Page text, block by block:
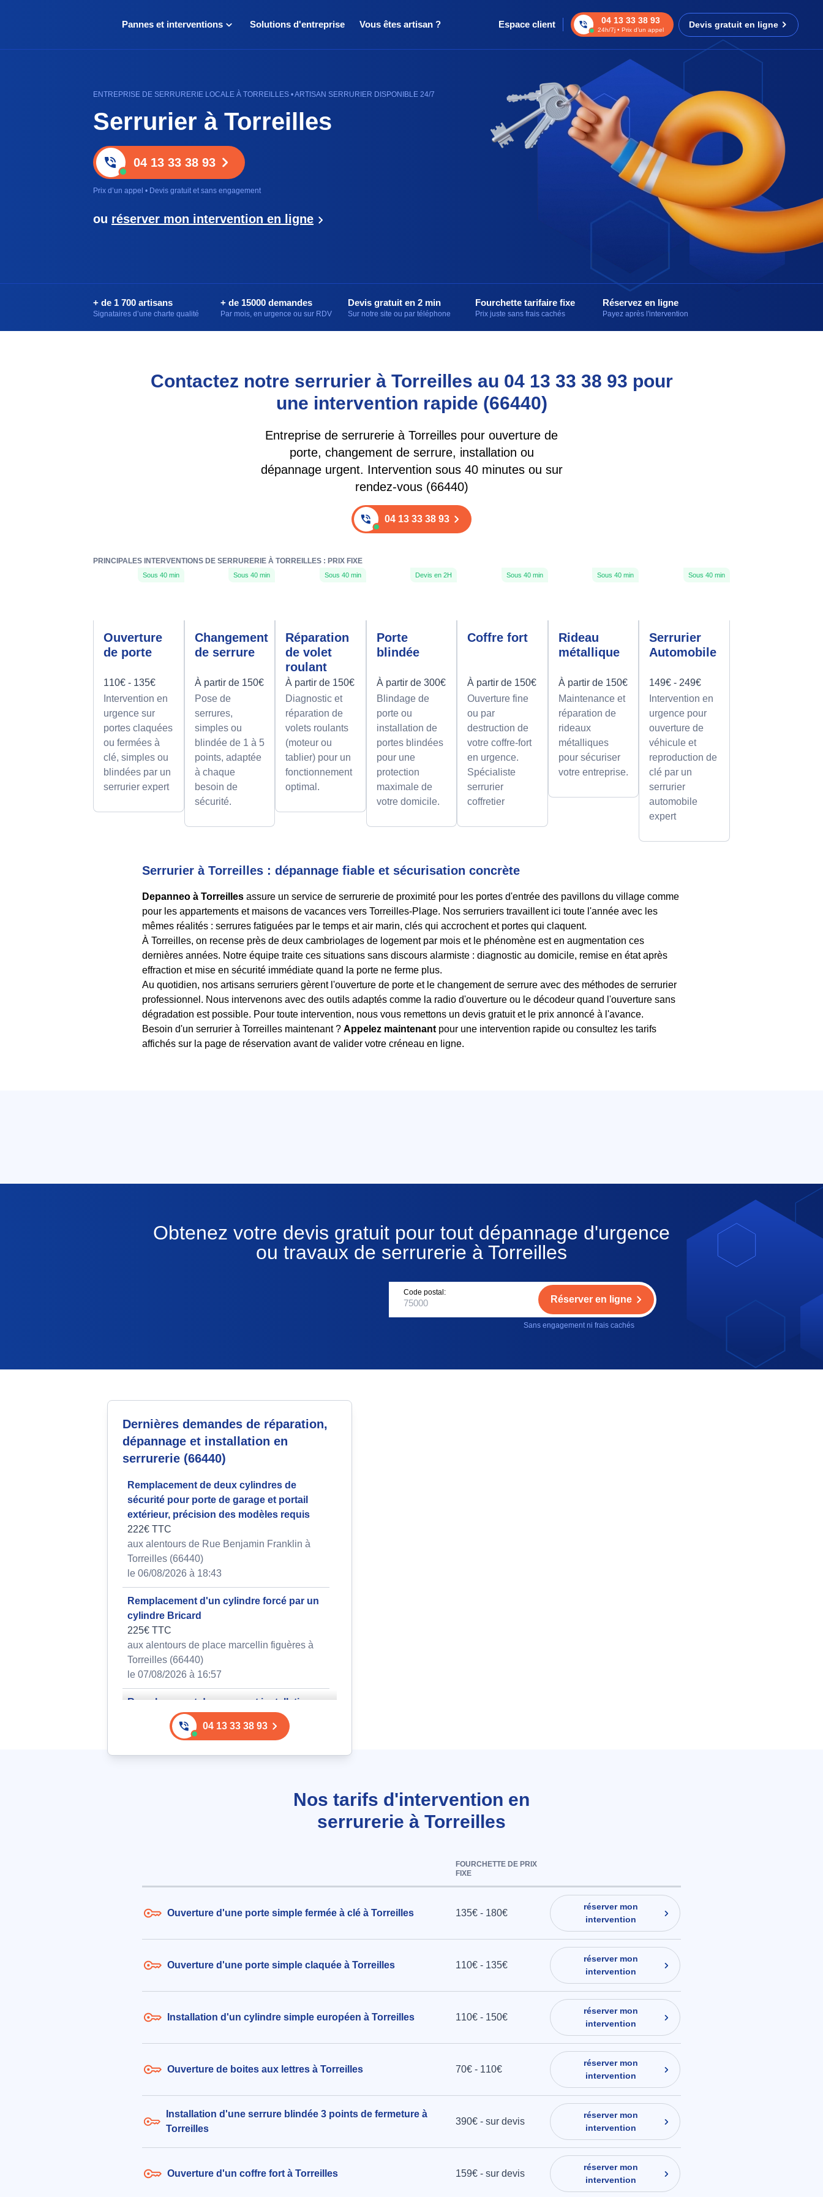
Pannes et interventions Solutions d'entreprise Vous êtes artisan ? Espace client 04 13 33 38 93
24h/7j • Prix d’un appel
Devis gratuit en ligne
ENTREPRISE DE SERRURERIE LOCALE À TORREILLES • ARTISAN SERRURIER DISPONIBLE 24/7
Serrurier à Torreilles
04 13 33 38 93
Prix d’un appel • Devis gratuit et sans engagement
ou réserver mon intervention en ligne
+ de 1 700 artisans
Signataires d’une charte qualité
+ de 15000 demandes
Par mois, en urgence ou sur RDV
Devis gratuit en 2 min
Sur notre site ou par téléphone
Fourchette tarifaire fixe
Prix juste sans frais cachés
Réservez en ligne
Payez après l'intervention
Contactez notre serrurier à Torreilles au 04 13 33 38 93 pour
une intervention rapide (66440)
Entreprise de serrurerie à Torreilles pour ouverture de
porte, changement de serrure, installation ou
dépannage urgent. Intervention sous 40 minutes ou sur
rendez-vous (66440)
04 13 33 38 93
PRINCIPALES INTERVENTIONS DE SERRURERIE À TORREILLES : PRIX FIXE
Sous 40 min
Ouverture
de porte
110€ - 135€
Intervention en
urgence sur
portes claquées
ou fermées à
clé, simples ou
blindées par un
serrurier expert
Sous 40 min
Changement
de serrure
À partir de 150€
Pose de
serrures,
simples ou
blindée de 1 à 5
points, adaptée
à chaque
besoin de
sécurité.
Sous 40 min
Réparation
de volet
roulant
À partir de 150€
Diagnostic et
réparation de
volets roulants
(moteur ou
tablier) pour un
fonctionnement
optimal.
Devis en 2H
Porte
blindée
À partir de 300€
Blindage de
porte ou
installation de
portes blindées
pour une
protection
maximale de
votre domicile.
Sous 40 min
Coffre fort
À partir de 150€
Ouverture fine
ou par
destruction de
votre coffre-fort
en urgence.
Spécialiste
serrurier
coffretier
Sous 40 min
Rideau
métallique
À partir de 150€
Maintenance et
réparation de
rideaux
métalliques
pour sécuriser
votre entreprise.
Sous 40 min
Serrurier
Automobile
149€ - 249€
Intervention en
urgence pour
ouverture de
véhicule et
reproduction de
clé par un
serrurier
automobile
expert
Serrurier à Torreilles : dépannage fiable et sécurisation concrète
Depanneo à Torreilles assure un service de serrurerie de proximité pour les portes d'entrée des pavillons du village comme
pour les appartements et maisons de vacances vers Torreilles-Plage. Nos serruriers travaillent ici toute l'année avec les
mêmes réalités : serrures fatiguées par le temps et air marin, clés qui accrochent et portes qui claquent.
À Torreilles, on recense près de deux cambriolages de logement par mois et le phénomène est en augmentation ces
dernières années. Notre équipe traite ces situations sans discours alarmiste : diagnostic au domicile, remise en état après
effraction et mise en sécurité immédiate quand la porte ne ferme plus.
Au quotidien, nos artisans serruriers gèrent l'ouverture de porte et le changement de serrure avec des méthodes de serrurier
professionnel. Nous intervenons avec des outils adaptés comme la radio d'ouverture ou le décodeur quand l'ouverture sans
dégradation est possible. Pour toute intervention, nous vous remettons un devis gratuit et le prix annoncé à l'avance.
Besoin d'un serrurier à Torreilles maintenant ? Appelez maintenant pour une intervention rapide ou consultez les tarifs
affichés sur la page de réservation avant de valider votre créneau en ligne.
Obtenez votre devis gratuit pour tout dépannage d'urgence
ou travaux de serrurerie à Torreilles
Code postal:
Réserver en ligne
Sans engagement ni frais cachés
Dernières demandes de réparation,
dépannage et installation en
serrurerie (66440)
Remplacement de deux cylindres de
sécurité pour porte de garage et portail
extérieur, précision des modèles requis
222€ TTC
aux alentours de Rue Benjamin Franklin à
Torreilles (66440)
le 06/08/2026 à 18:43
Remplacement d'un cylindre forcé par un
cylindre Bricard
225€ TTC
aux alentours de place marcellin figuères à
Torreilles (66440)
le 07/08/2026 à 16:57
Remplacement de serrure et installation
de plat de bâtement en acier
131€ TTC
Ouverture de porte avec clé coincée et
sur portillon extérieur en acier, modèle
aux alentours de Rue des Aigrettes à
le 07/08/2026 à 17:38
04 13 33 38 93
Nos tarifs d'intervention en
serrurerie à Torreilles
FOURCHETTE DE PRIX
FIXE
Ouverture d'une porte simple fermée à clé à Torreilles 135€ - 180€
réserver mon
intervention
Ouverture d'une porte simple claquée à Torreilles 110€ - 135€
réserver mon
intervention
Installation d'un cylindre simple européen à Torreilles 110€ - 150€
réserver mon
intervention
Ouverture de boites aux lettres à Torreilles 70€ - 110€
réserver mon
intervention
Installation d'une serrure blindée 3 points de fermeture à
Torreilles
390€ - sur devis
réserver mon
intervention
Ouverture d'un coffre fort à Torreilles 159€ - sur devis
réserver mon
intervention